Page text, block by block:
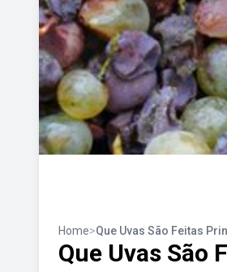
Home>Que Uvas São Feitas
Que Uvas São